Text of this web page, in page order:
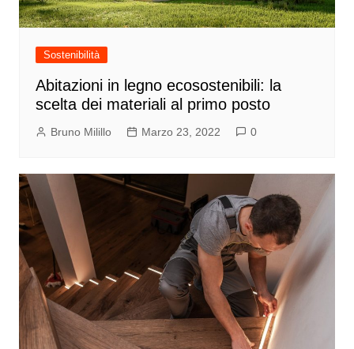
Sostenibilità
Abitazioni in legno ecosostenibili: la
scelta dei materiali al primo posto
Bruno Milillo Marzo 23, 2022 0